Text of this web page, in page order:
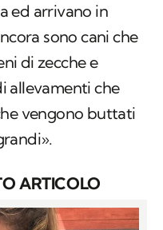
ed arrivano in
sono cani che
di zecche e
allevamenti che
vengono buttati
ARTICOLO